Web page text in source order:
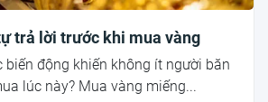
trả lời trước khi mua vàng
biến động khiến không ít người băn
lúc này? Mua vàng miếng...